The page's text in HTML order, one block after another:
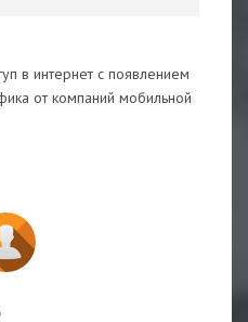
в интернет с появлением
от компаний мобильной